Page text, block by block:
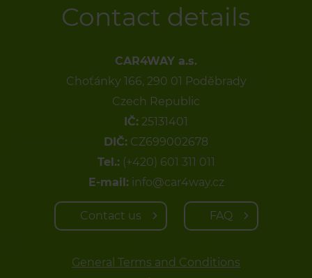
Contact details
CAR4WAY a.s.
Choťánky 166, 290 01 Poděbrady
Czech Republic
IČ: 25131401
DIČ: CZ699002678
Tel.: (+420) 601 311 011
E-mail: info@car4way.cz
Contact us FAQ
General Terms and Conditions